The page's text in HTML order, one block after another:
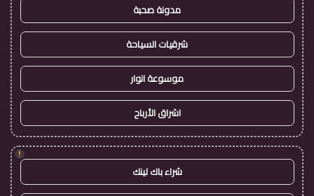
مدونة صحبة
شرقيات السياحة
موسوعة انوار
اشراق الأرباح
!
شراء باك لينك